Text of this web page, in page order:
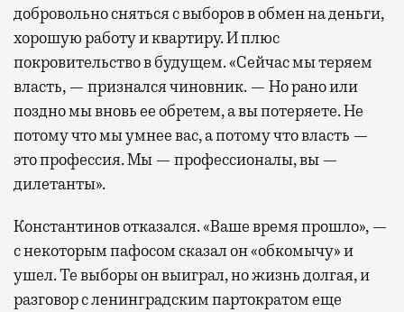
добровольно сняться с выборов в обмен на деньги,
хорошую работу и квартиру. И плюс
покровительство в будущем. «Сейчас мы теряем
власть, — признался чиновник. — Но рано или
поздно мы вновь ее обретем, а вы потеряете. Не
потому что мы умнее вас, а потому что власть —
это профессия. Мы — профессионалы, вы —
дилетанты».
Константинов отказался. «Ваше время прошло», —
с некоторым пафосом сказал он «обкомычу» и
ушел. Те выборы он выиграл, но жизнь долгая, и
разговор с ленинградским партократом еще